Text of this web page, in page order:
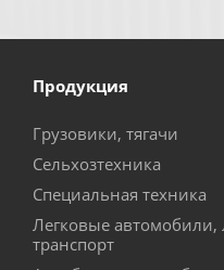
Продукция
Грузовики, тягачи
Сельхозтехника
Специальная техника
Легковые автомобили,
транспорт